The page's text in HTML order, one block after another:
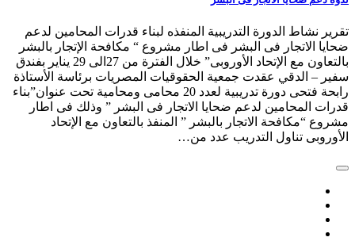
تقرير نشاط الدورة التدريبية المنفذه لبناء قدرات المحامين لدعم
ضحايا الاتجار فى البشر فى اطار مشروع “ مكافحة الإتجار بالبشر
بالتعاون مع الإتحاد الأوروبى” خلال الفترة من 27الى 29 يناير بفندق
سفير – الدقي عقدت جمعية الحقوقيات المصريات برئاسة الأستاذة
رابحة فتحى دورة تدريبية لعدد 20 محامى ومحامية تحت عنوان”بناء
قدرات المحامين لدعم ضحايا الاتجار فى البشر ” وذلك فى اطار
مشروع “مكافحة الاتجار بالبشر ” المنفذ بالتعاون مع الإتحاد
الأوروبى تناول التدريب عدد من…